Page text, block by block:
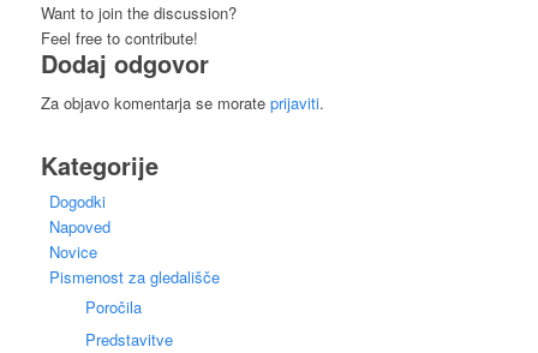
Want to join the discussion?
Feel free to contribute!
Dodaj odgovor
Za objavo komentarja se morate prijaviti.
Kategorije
Dogodki
Napoved
Novice
Pismenost za gledališče
Poročila
Predstavitve